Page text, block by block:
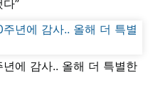
”
에 감사.. 올해 더 특별한